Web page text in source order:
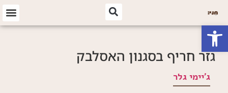
פתח סרגל נגישות
גזר חריף בסגנון האסלבק
ג'יימי גלר